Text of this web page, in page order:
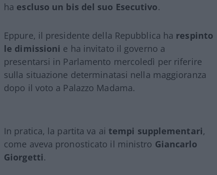
ha escluso un bis del suo Esecutivo.
Eppure, il presidente della Repubblica ha respinto
le dimissioni e ha invitato il governo a
presentarsi in Parlamento mercoledì per riferire
sulla situazione determinatasi nella maggioranza
dopo il voto a Palazzo Madama.
In pratica, la partita va ai tempi supplementari,
come aveva pronosticato il ministro Giancarlo
Giorgetti.